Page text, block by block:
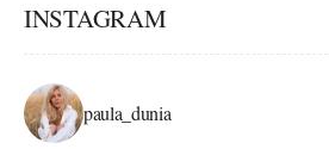
INSTAGRAM
paula_dunia